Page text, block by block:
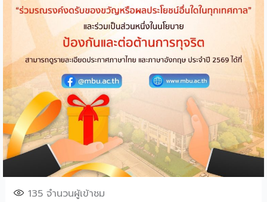
135จำนวนผู้เข้าชม